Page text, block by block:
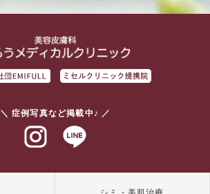
＼ 症例写真など掲載中♪ ／
インスタグラム